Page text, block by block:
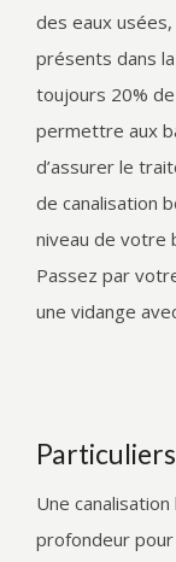
des eaux
présents dans
toujours 20%
permettre aux
d’assurer le
de canalisation
niveau de votre
Passez par
une vidange
Particuliers
Une
profondeur pour